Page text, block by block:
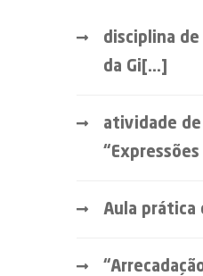
disciplina
da Gi[...]
atividade
Aula prática